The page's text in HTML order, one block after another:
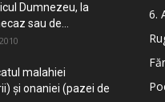
Dumnezeu, la
sau de...
malahiei
şi onaniei (pazei de
6.